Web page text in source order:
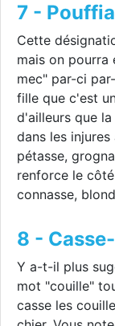
7 -
Cette
mais on pourra
mec" par-ci
fille que c'est
d'ailleurs que
dans les
pétasse,
renforce le
connasse,
8 -
Y a-t-il plus
mot "couille"
casse les